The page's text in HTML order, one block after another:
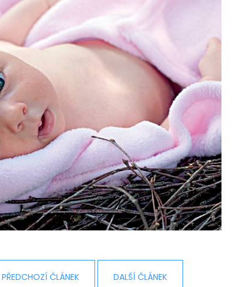
PŘEDCHOZÍ ČLÁNEK DALŠÍ ČLÁNEK